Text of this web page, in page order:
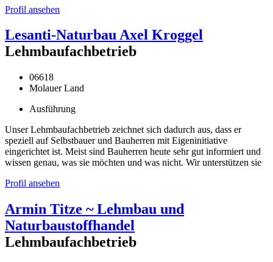
Profil ansehen
Lesanti-Naturbau Axel Kroggel
Lehmbaufachbetrieb
06618
Molauer Land
Ausführung
Unser Lehmbaufachbetrieb zeichnet sich dadurch aus, dass er
speziell auf Selbstbauer und Bauherren mit Eigeninitiative
eingerichtet ist. Meist sind Bauherren heute sehr gut informiert und
wissen genau, was sie möchten und was nicht. Wir unterstützen sie
Profil ansehen
Armin Titze ~ Lehmbau und
Naturbaustoffhandel
Lehmbaufachbetrieb